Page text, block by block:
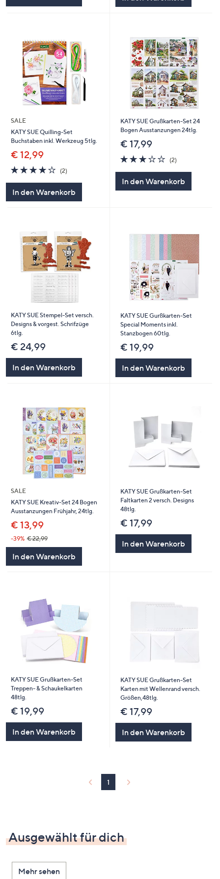
SALE
KATY SUE Quilling-Set
Buchstaben inkl. Werkzeug 5tlg.
€ 12,99
4.0
von
(2)
In den Warenkorb
KATY SUE Grußkarten-Set 24
Bogen Ausstanzungen 24tlg.
€ 17,99
3.0
von
(2)
In den Warenkorb
KATY SUE Stempel-Set versch.
Designs & vorgest. Schrifzüge
6tlg.
€ 24,99
In den Warenkorb
KATY SUE Gurßkarten-Set
Special Moments inkl.
Stanzbogen 60tlg.
€ 19,99
In den Warenkorb
SALE
KATY SUE Kreativ-Set 24 Bogen
Ausstanzungen Frühjahr, 24tlg.
€ 13,99
-39% € 22,99
In den Warenkorb
KATY SUE Grußkarten-Set
Faltkarten 2 versch. Designs
48tlg.
€ 17,99
In den Warenkorb
KATY SUE Grußkarten-Set
Treppen- & Schaukelkarten
48tlg.
€ 19,99
In den Warenkorb
KATY SUE Grußkarten-Set
Karten mit Wellenrand versch.
Größen,48tlg.
€ 17,99
In den Warenkorb
1
Ausgewählt für dich
Mehr sehen